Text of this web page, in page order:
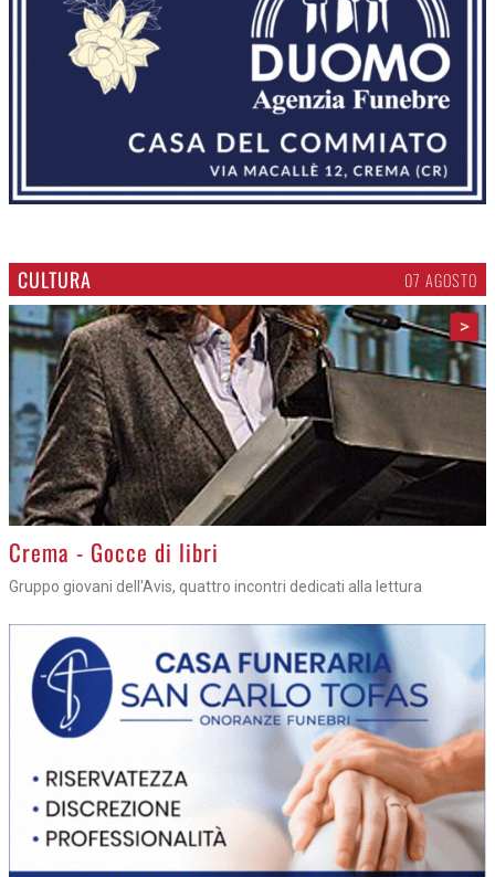
CULTURA 07 AGOSTO
>
Crema - Gocce di libri
Gruppo giovani dell'Avis, quattro incontri dedicati alla lettura